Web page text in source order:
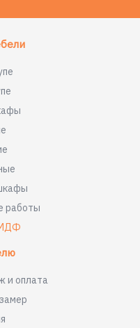
работы
и оплата